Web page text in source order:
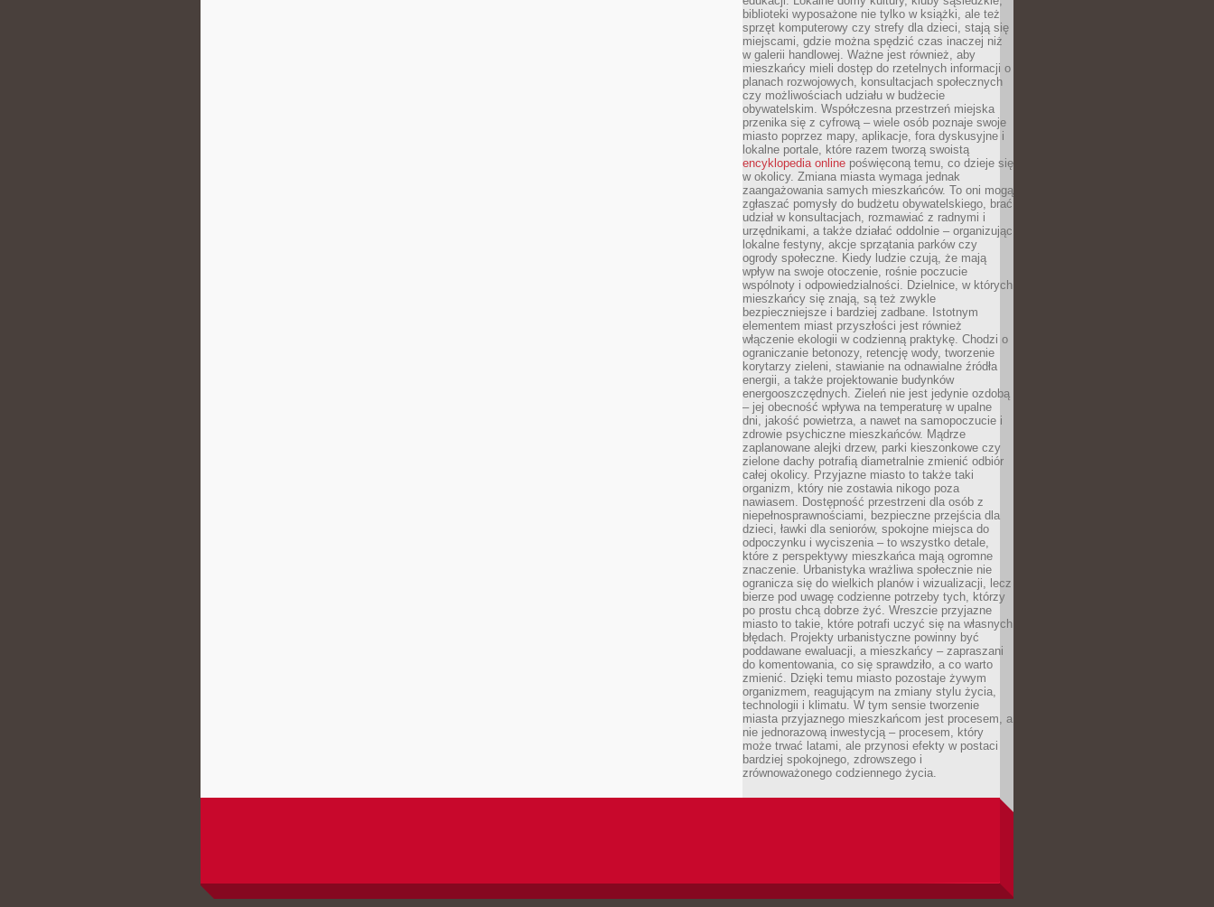
biblioteki wyposażone nie tylko w książki, ale też
sprzęt komputerowy czy strefy dla dzieci, stają się
miejscami, gdzie można spędzić czas inaczej niż
w galerii handlowej. Ważne jest również, aby
mieszkańcy mieli dostęp do rzetelnych informacji o
planach rozwojowych, konsultacjach społecznych
czy możliwościach udziału w budżecie
obywatelskim. Współczesna przestrzeń miejska
przenika się z cyfrową – wiele osób poznaje swoje
miasto poprzez mapy, aplikacje, fora dyskusyjne i
lokalne portale, które razem tworzą swoistą
encyklopedia online poświęconą temu, co dzieje się
w okolicy. Zmiana miasta wymaga jednak
zaangażowania samych mieszkańców. To oni mogą
zgłaszać pomysły do budżetu obywatelskiego, brać
udział w konsultacjach, rozmawiać z radnymi i
urzędnikami, a także działać oddolnie – organizując
lokalne festyny, akcje sprzątania parków czy
ogrody społeczne. Kiedy ludzie czują, że mają
wpływ na swoje otoczenie, rośnie poczucie
wspólnoty i odpowiedzialności. Dzielnice, w których
mieszkańcy się znają, są też zwykle
bezpieczniejsze i bardziej zadbane. Istotnym
elementem miast przyszłości jest również
włączenie ekologii w codzienną praktykę. Chodzi o
ograniczanie betonozy, retencję wody, tworzenie
korytarzy zieleni, stawianie na odnawialne źródła
energii, a także projektowanie budynków
energooszczędnych. Zieleń nie jest jedynie ozdobą
– jej obecność wpływa na temperaturę w upalne
dni, jakość powietrza, a nawet na samopoczucie i
zdrowie psychiczne mieszkańców. Mądrze
zaplanowane alejki drzew, parki kieszonkowe czy
zielone dachy potrafią diametralnie zmienić odbiór
całej okolicy. Przyjazne miasto to także taki
organizm, który nie zostawia nikogo poza
nawiasem. Dostępność przestrzeni dla osób z
niepełnosprawnościami, bezpieczne przejścia dla
dzieci, ławki dla seniorów, spokojne miejsca do
odpoczynku i wyciszenia – to wszystko detale,
które z perspektywy mieszkańca mają ogromne
znaczenie. Urbanistyka wrażliwa społecznie nie
ogranicza się do wielkich planów i wizualizacji, lecz
bierze pod uwagę codzienne potrzeby tych, którzy
po prostu chcą dobrze żyć. Wreszcie przyjazne
miasto to takie, które potrafi uczyć się na własnych
błędach. Projekty urbanistyczne powinny być
poddawane ewaluacji, a mieszkańcy – zapraszani
do komentowania, co się sprawdziło, a co warto
zmienić. Dzięki temu miasto pozostaje żywym
organizmem, reagującym na zmiany stylu życia,
technologii i klimatu. W tym sensie tworzenie
miasta przyjaznego mieszkańcom jest procesem, a
nie jednorazową inwestycją – procesem, który
może trwać latami, ale przynosi efekty w postaci
bardziej spokojnego, zdrowszego i
zrównoważonego codziennego życia.